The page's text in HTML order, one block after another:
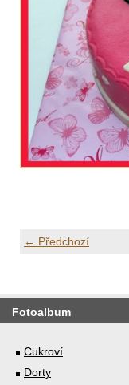
← Předchozí
Fotoalbum
Cukroví
Dorty